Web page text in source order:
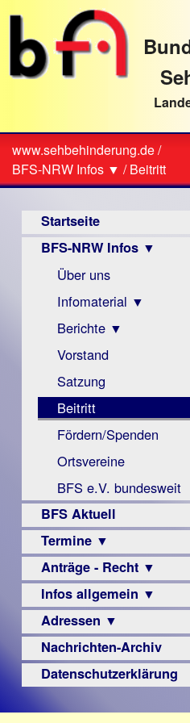
direkt
Textinhalt
Sie
sind
hier
www.sehbehinderung.de/
BFS-NRW Infos ▼ /Beitritt
Startseite
BFS-NRW Infos ▼
Über uns
Infomaterial ▼
Visus
Zeitschrift
Monokular
Mac
Instagram-
Links
Berichte ▼
Archiv
Berichte
Vorstand
Satzung
Beitritt
Fördern/Spenden
Ortsvereine
BFS e.V. bundesweit
BFS Aktuell
Termine ▼
Anträge - Recht ▼
Archiv
Urteile
Infos allgemein ▼
Sehbehinderung
Frühförderung
Schule
–
Adressen ▼
Augenoptiker
Berufsbildungswerke
Nachrichten-Archiv
Datenschutzerklärung